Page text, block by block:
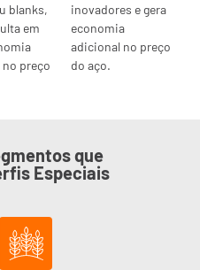
blanks,
em
preço
inovadores e gera
economia
adicional no preço
do aço.
que
Especiais